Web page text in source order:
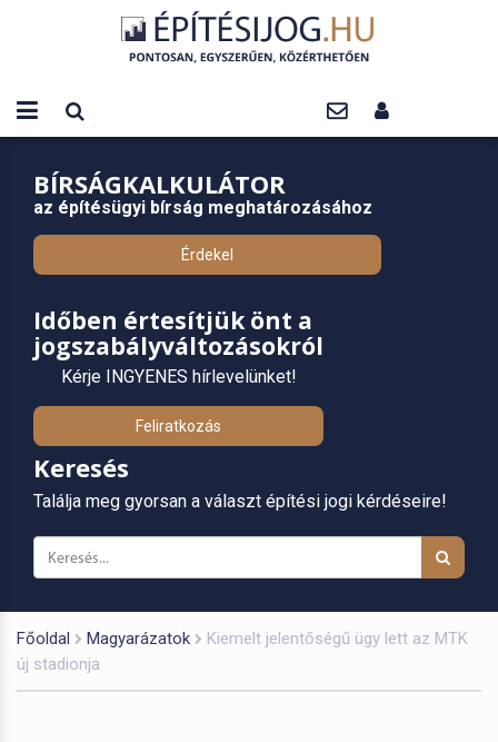
BÍRSÁGKALKULÁTOR
az építésügyi bírság meghatározásához
Érdekel
Időben értesítjük önt a
jogszabályváltozásokról
Kérje INGYENES hírlevelünket!
Feliratkozás
Keresés
Találja meg gyorsan a választ építési jogi kérdéseire!
Főoldal Magyarázatok
Kiemelt jelentőségű ügy lett az MTK
új stadionja